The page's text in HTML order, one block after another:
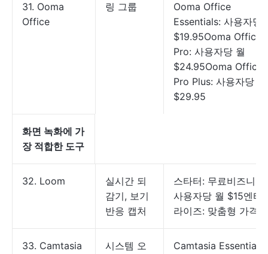
31. Ooma
Office
링 그룹
Ooma Office
Essentials: 사용자당
$19.95Ooma Office
Pro: 사용자당 월
$24.95Ooma Office
Pro Plus: 사용자당 월
$29.95
화면 녹화에 가
장 적합한 도구
32. Loom
실시간 되
감기, 보기
반응 캡처
스타터: 무료비즈니스:
사용자당 월 $15엔터
라이즈: 맞춤형 가격
33. Camtasia
시스템 오
Camtasia Essentials: